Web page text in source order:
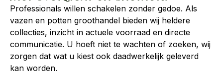
Professionals willen schakelen zonder gedoe. Als
vazen en potten groothandel bieden wij heldere
collecties, inzicht in actuele voorraad en directe
communicatie. U hoeft niet te wachten of zoeken, wij
zorgen dat wat u kiest ook daadwerkelijk geleverd
kan worden.